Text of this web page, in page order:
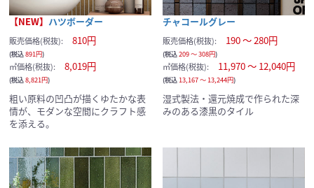
【NEW】 ハツボーダー
販売価格(税抜): 810円
(税込891円)
㎡価格(税抜): 8,019円
(税込8,821円)
粗い原料の凹凸が描くゆたかな表
情が、モダンな空間にクラフト感
を添える。
チャコールグレー
販売価格(税抜): 190 ～ 280円
(税込209 ～ 308円)
㎡価格(税抜): 11,970 ～ 12,040円
(税込13,167 ～ 13,244円)
湿式製法・還元焼成で作られた深
みのある漆黒のタイル